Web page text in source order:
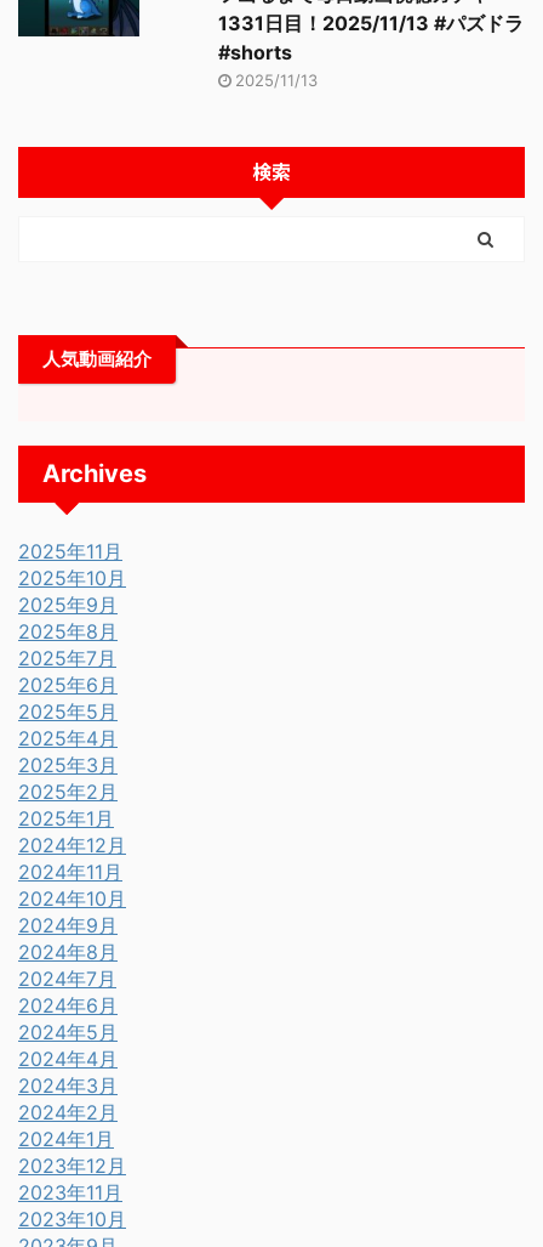
1331日目！2025/11/13 #パズドラ
#shorts
2025/11/13
検索
人気動画紹介
Archives
2025年11月
2025年10月
2025年9月
2025年8月
2025年7月
2025年6月
2025年5月
2025年4月
2025年3月
2025年2月
2025年1月
2024年12月
2024年11月
2024年10月
2024年9月
2024年8月
2024年7月
2024年6月
2024年5月
2024年4月
2024年3月
2024年2月
2024年1月
2023年12月
2023年11月
2023年10月